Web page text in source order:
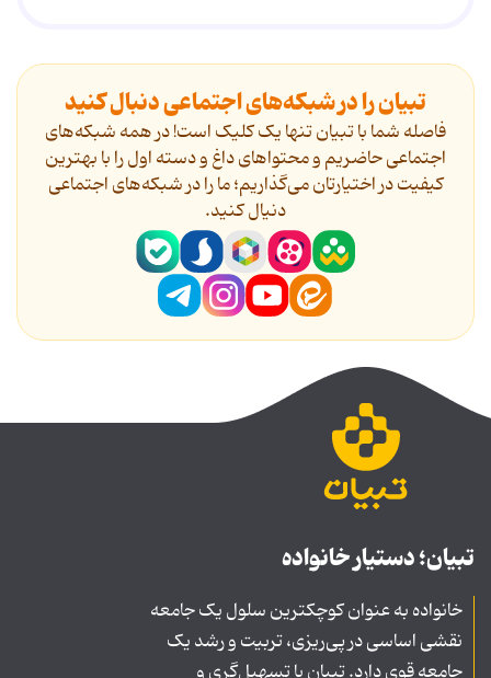
تبیان را در شبکه‌های اجتماعی دنبال کنید
فاصله شما با تبیان تنها یک کلیک است! در همه شبکه‌های
اجتماعی حاضریم و محتواهای داغ و دسته اول را با بهترین
کیفیت در اختیارتان می‌گذاریم؛ ما را در شبکه‌های اجتماعی
دنیال کنید.
تبیان؛ دستیار خانواده
خانواده به عنوان کوچکترین سلول یک جامعه
نقشی اساسی در پی‌ریزی، تربیت و رشد یک
جامعه قوی دارد. تبیان با تسهیل‌گری و